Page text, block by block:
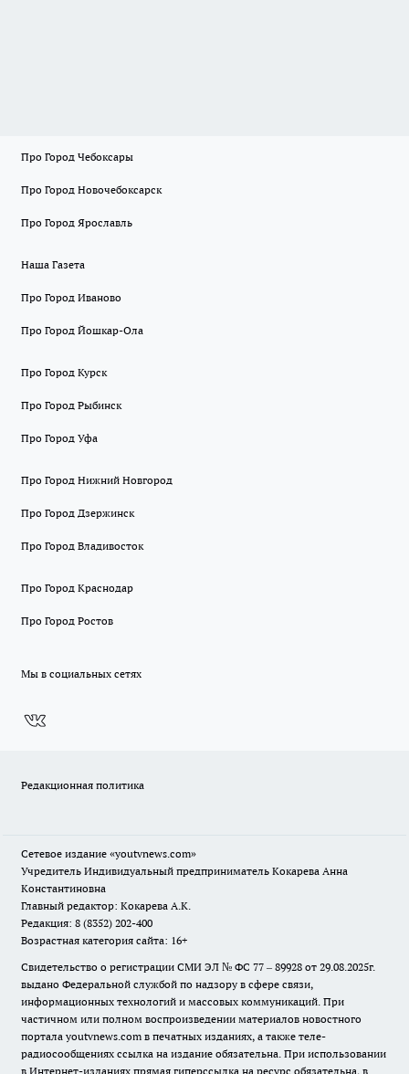
Про Город Чебоксары
Про Город Новочебоксарск
Про Город Ярославль
Наша Газета
Про Город Иваново
Про Город Йошкар-Ола
Про Город Курск
Про Город Рыбинск
Про Город Уфа
Про Город Нижний Новгород
Про Город Дзержинск
Про Город Владивосток
Про Город Краснодар
Про Город Ростов
Мы в социальных сетях
Редакционная политика
Сетевое издание «youtvnews.com»
Учредитель Индивидуальный предприниматель Кокарева Анна
Константиновна
Главный редактор: Кокарева А.К.
Редакция: 8 (8352) 202-400
Возрастная категория сайта: 16+
Свидетельство о регистрации СМИ ЭЛ № ФС 77 – 89928 от 29.08.2025г.
выдано Федеральной службой по надзору в сфере связи,
информационных технологий и массовых коммуникаций. При
частичном или полном воспроизведении материалов новостного
портала youtvnews.com в печатных изданиях, а также теле-
радиосообщениях ссылка на издание обязательна. При использовании
в Интернет-изданиях прямая гиперссылка на ресурс обязательна, в